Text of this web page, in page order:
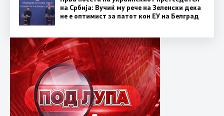
на Србија: Вучиќ му рече на Зеленски дека
не е оптимист за патот кон ЕУ на Белград